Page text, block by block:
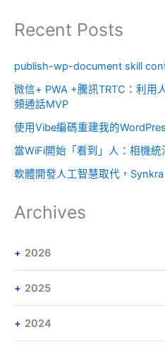
Recent Posts
publish-wp-document skill
微信+ PWA +騰訊TRTC：利用
頻通話MVP
使用Vibe編碼重建我的
當WiFi開始「看到」人：相機
軟體開發人工智慧取代，
Archives
2026
2025
2024